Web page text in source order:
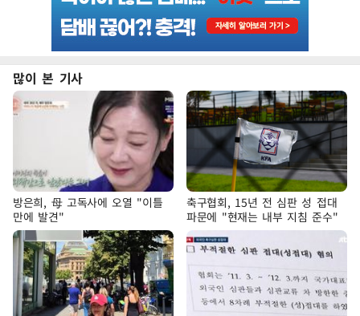
많이 본 기사
방은희, 母 고독사에 오열 "이틀
만에 발견"
축구협회, 15년 전 심판 성 접대
파문에 "현재는 내부 지침 준수"